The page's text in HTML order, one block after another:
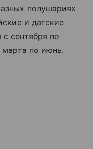
полушариях
и датские
сентября по
марта по июнь.